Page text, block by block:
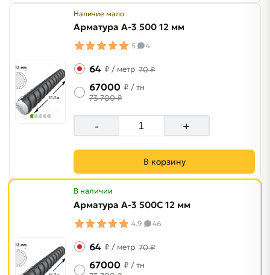
Наличие мало
Арматура A-3 500 12 мм
5 4
64 ₽ / метр 70 ₽
67000 ₽ / тн
73 700 ₽
- +
В корзину
В наличии
Арматура A-3 500C 12 мм
4.9 46
64 ₽ / метр 70 ₽
67000 ₽ / тн